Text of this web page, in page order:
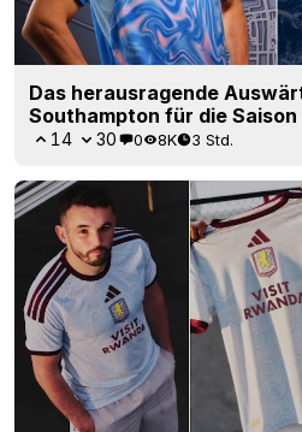
Das herausragende
Southampton für die Saison
14 30 0 8K 3 Std.